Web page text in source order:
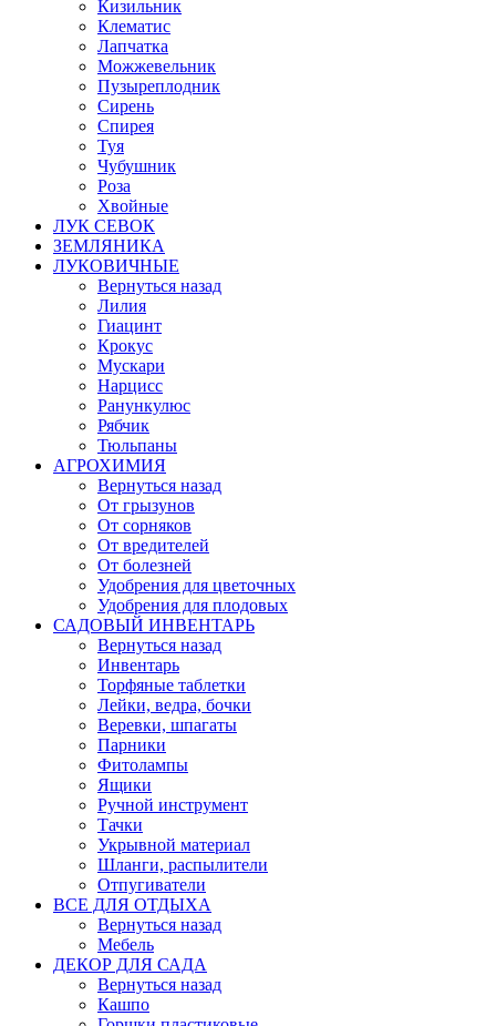
Кизильник
Клематис
Лапчатка
Можжевельник
Пузыреплодник
Сирень
Спирея
Туя
Чубушник
Роза
Хвойные
ЛУК СЕВОК
ЗЕМЛЯНИКА
ЛУКОВИЧНЫЕ
Вернуться назад
Лилия
Гиацинт
Крокус
Мускари
Нарцисс
Ранункулюс
Рябчик
Тюльпаны
АГРОХИМИЯ
Вернуться назад
От грызунов
От сорняков
От вредителей
От болезней
Удобрения для цветочных
Удобрения для плодовых
САДОВЫЙ ИНВЕНТАРЬ
Вернуться назад
Инвентарь
Торфяные таблетки
Лейки, ведра, бочки
Веревки, шпагаты
Парники
Фитолампы
Ящики
Ручной инструмент
Тачки
Укрывной материал
Шланги, распылители
Отпугиватели
ВСЕ ДЛЯ ОТДЫХА
Вернуться назад
Мебель
ДЕКОР ДЛЯ САДА
Вернуться назад
Кашпо